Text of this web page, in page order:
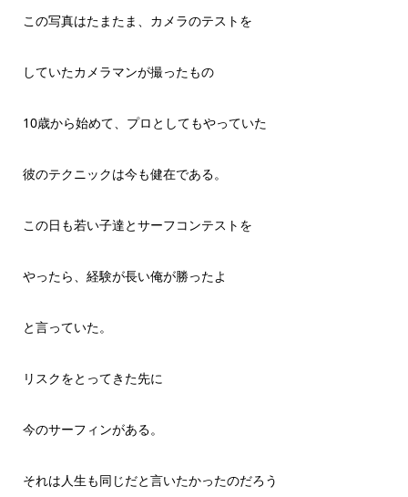
この写真はたまたま、カメラのテストを
していたカメラマンが撮ったもの
10歳から始めて、プロとしてもやっていた
彼のテクニックは今も健在である。
この日も若い子達とサーフコンテストを
やったら、経験が長い俺が勝ったよ
と言っていた。
リスクをとってきた先に
今のサーフィンがある。
それは人生も同じだと言いたかったのだろう